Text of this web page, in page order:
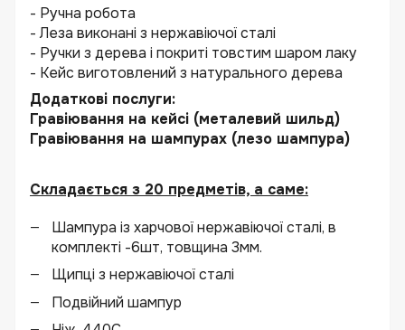
- Ручна робота
- Леза виконані з нержавіючої сталі
- Ручки з дерева і покриті товстим шаром лаку
- Кейс виготовлений з натурального дерева
Додаткові послуги:
Гравіювання на кейсі (металевий шильд)
Гравіювання на шампурах (лезо шампура)
Складається з 20 предметів, а саме:
Шампура із харчової нержавіючої сталі, в
комплекті -6шт, товщина 3мм.
Щипці з нержавіючої сталі
Подвійний шампур